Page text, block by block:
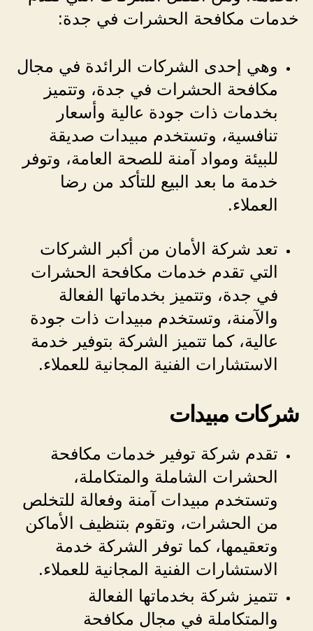
خدمات مكافحة الحشرات في جدة:
وهي إحدى الشركات الرائدة في مجال
مكافحة الحشرات في جدة، وتتميز
بخدمات ذات جودة عالية وأسعار
تنافسية، وتستخدم مبيدات صديقة
للبيئة ومواد آمنة للصحة العامة، وتوفر
خدمة ما بعد البيع للتأكد من رضا
العملاء.
تعد شركة الأمان من أكبر الشركات
التي تقدم خدمات مكافحة الحشرات
في جدة، وتتميز بخدماتها الفعالة
والآمنة، وتستخدم مبيدات ذات جودة
عالية، كما تتميز الشركة بتوفير خدمة
الاستشارات الفنية المجانية للعملاء.
شركات مبيدات
تقدم شركة توفير خدمات مكافحة
الحشرات الشاملة والمتكاملة،
وتستخدم مبيدات آمنة وفعالة للتخلص
من الحشرات، وتقوم بتنظيف الأماكن
وتعقيمها، كما توفر الشركة خدمة
الاستشارات الفنية المجانية للعملاء.
تتميز شركة بخدماتها الفعالة
والمتكاملة في مجال مكافحة